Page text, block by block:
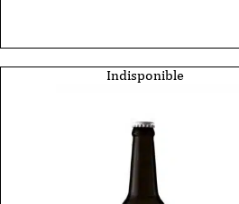
Indisponible